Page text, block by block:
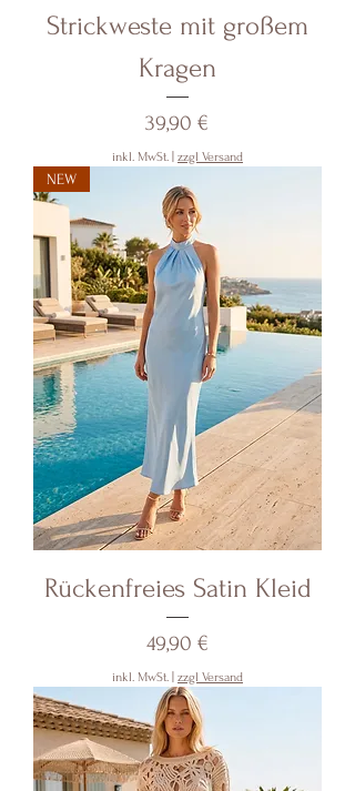
Strickweste mit großem
Kragen
Preis
39,90 €
inkl. MwSt. zzgl Versand
NEW
Rückenfreies Satin Kleid
Preis
49,90 €
inkl. MwSt. zzgl Versand